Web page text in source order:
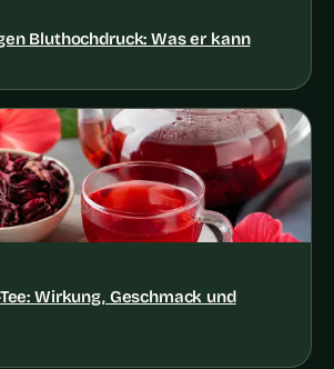
Bluthochdruck: Was er kann
Wirkung, Geschmack und